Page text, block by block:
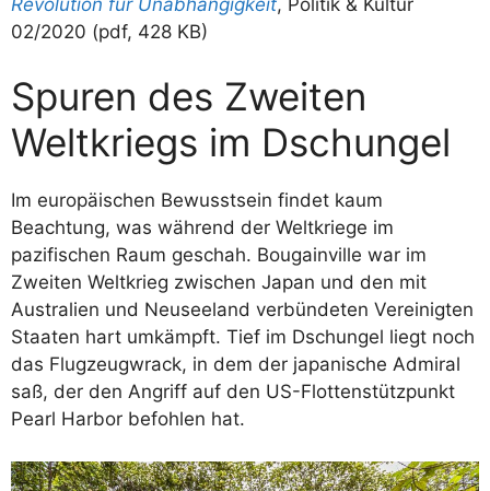
02/2020 (pdf, 428 KB)
Spuren des Zweiten
Weltkriegs im Dschungel
Im europäischen Bewusstsein findet kaum
Beachtung, was während der Weltkriege im
pazifischen Raum geschah. Bougainville war im
Zweiten Weltkrieg zwischen Japan und den mit
Australien und Neuseeland verbündeten Vereinigten
Staaten hart umkämpft. Tief im Dschungel liegt noch
das Flugzeugwrack, in dem der japanische Admiral
saß, der den Angriff auf den US-Flottenstützpunkt
Pearl Harbor befohlen hat.